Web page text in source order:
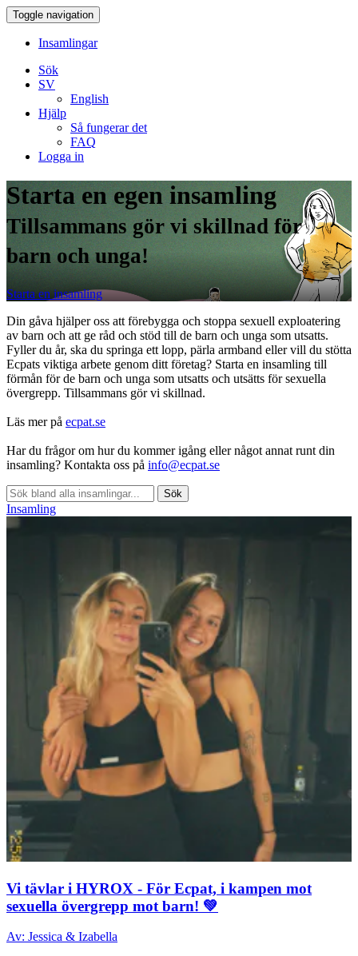
Toggle navigation
Insamlingar
Sök
SV
English
Hjälp
Så fungerar det
FAQ
Logga in
Starta en egen insamling
Tillsammans gör vi skillnad för
barn och unga!
Starta en insamling
Din gåva hjälper oss att förebygga och stoppa sexuell exploatering
av barn och att ge råd och stöd till de barn och unga som utsatts.
Fyller du år, ska du springa ett lopp, pärla armband eller vill du stötta
Ecpats viktiga arbete genom ditt företag? Starta en insamling till
förmån för de barn och unga som utsatts och utsätts för sexuella
övergrepp. Tillsammans gör vi skillnad.
Läs mer på ecpat.se
Har du frågor om hur du kommer igång eller något annat runt din
insamling? Kontakta oss på info@ecpat.se
Sök
Insamling
Vi tävlar i HYROX - För Ecpat, i kampen mot
sexuella övergrepp mot barn! 💚
Av: Jessica & Izabella